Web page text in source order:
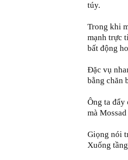
túy.
Trong khi
mạnh trực
bất động
Đặc vụ
bằng chăn
Ông ta đẩy
mà
Giọng nói
Xuống